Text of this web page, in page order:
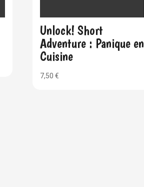
Unlock! Short
Adventure : Panique en
Cuisine
7,50€